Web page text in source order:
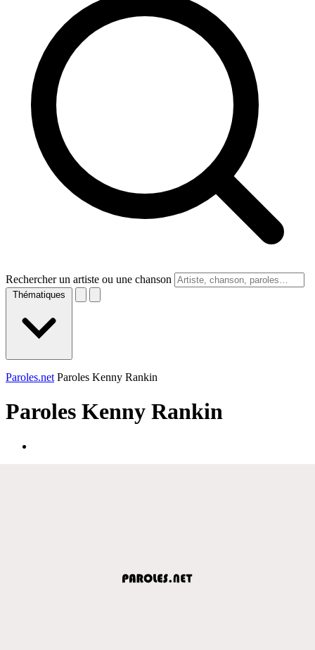
Rechercher un artiste ou une chanson
Thématiques
Paroles.net Paroles Kenny Rankin
Paroles Kenny Rankin